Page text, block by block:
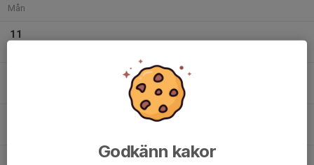
Mån
11
Träning utomhus - INSTÄLLD
Godkänn kakor